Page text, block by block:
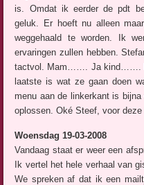
is. Omdat ik eerder de pdt
geluk. Er hoeft nu alleen
weggehaald te worden. Ik
ervaringen zullen hebben.
tactvol. Mam……. Ja kind…….
laatste is wat ze gaan doen
menu aan de linkerkant is
oplossen. Oké Steef, voor
Woensdag 19-03-2008
Vandaag staat er weer een
Ik vertel het hele verhaal van
We spreken af dat ik een